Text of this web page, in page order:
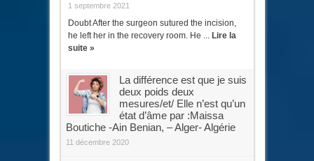
1 septembre 2021
Doubt After the surgeon sutured the incision,
he left her in the recovery room. He ... Lire la
suite »
La différence est que je suis
deux poids deux
mesures/et/ Elle n’est qu’un
état d’âme par :Maissa
Boutiche -Ain Benian, – Alger- Algérie
11 décembre 2020